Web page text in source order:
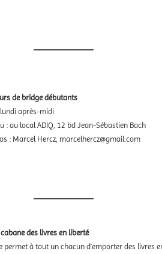
de bridge débutants
lundi après-midi
: au local ADIQ, 12 bd Jean-Sébastien Bach
: Marcel Hercz, marcelhercz@gmail.com
cabane des livres en liberté
permet à tout un chacun d’emporter des livres